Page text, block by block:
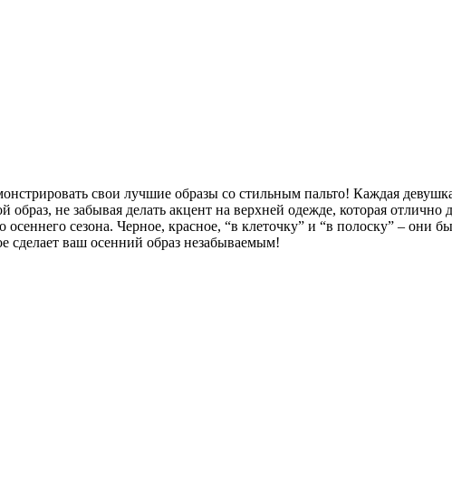
свои лучшие образы со стильным пальто! Каждая
не забывая делать акцент на верхней одежде, которая
осеннего сезона. Черное, красное, “в клеточку” и “в полоску” –
сделает ваш осенний образ незабываемым!